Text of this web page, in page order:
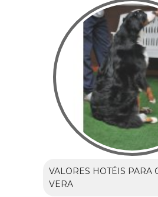
VALORES HOTÉIS PARA
VERA